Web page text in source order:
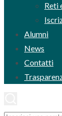
Reti
Alumni
News
Contatti